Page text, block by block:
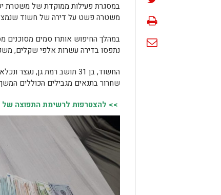
במסגרת פעילות ממוקדת של משטרת
משטרה פשט על דירה של חשוד
במהלך החיפוש אותרו סמים מסוכנים
נתפסו בדירה עשרות אלפי שקלים,
החשוד, בן 31 תושב רמת
שחרור בתנאים מגבילים הכוללים
>> להצטרפות לרשימת התפוצה של